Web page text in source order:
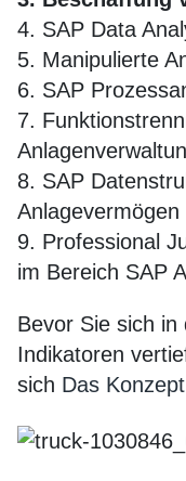
4. SAP Data
5. Manipulierte
6. SAP
7.
8. SAP
Anlagevermögen
9. Professional
im Bereich SAP
Bevor Sie sich in
Indikatoren
sich Das